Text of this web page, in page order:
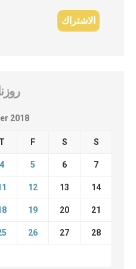
2018
T F S S
4 5 6 7
12 13 14
19 20 21
26 27 28